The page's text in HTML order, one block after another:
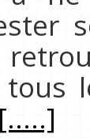
tous
[.....]